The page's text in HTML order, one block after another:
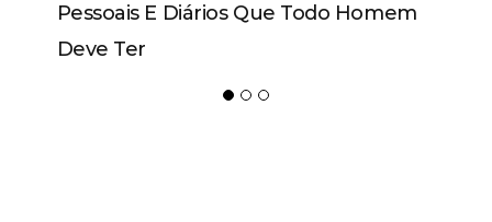
Pessoais E Diários Que Todo Homem
Deve Ter